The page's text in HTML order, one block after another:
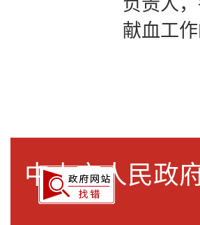
献血工
中山市人民